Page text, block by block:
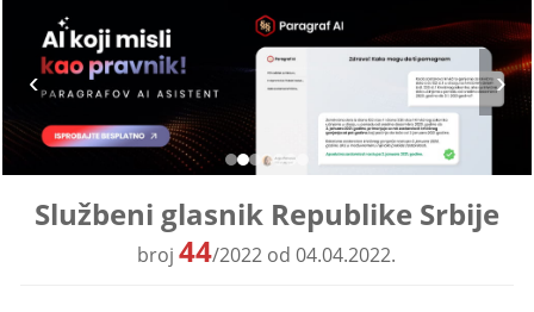
Službeni glasnik Republike Srbije
broj44/2022 od 04.04.2022.